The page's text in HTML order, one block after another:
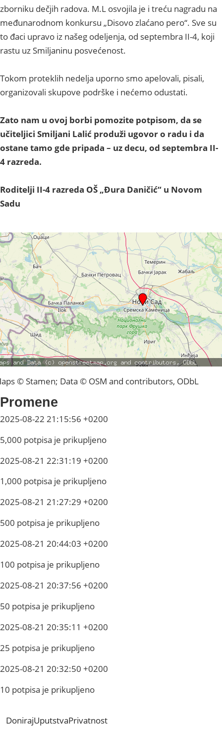
zborniku dečjih radova. M.L osvojila je i treću nagradu na
međunarodnom konkursu „Disovo zlaćano pero“. Sve su
to đaci upravo iz našeg odeljenja, od septembra II-4, koji
rastu uz Smiljaninu posvećenost.
Tokom proteklih nedelja uporno smo apelovali, pisali,
organizovali skupove podrške i nećemo odustati.
Zato nam u ovoj borbi pomozite potpisom, da se
učiteljici Smiljani Lalić produži ugovor o radu i da
ostane tamo gde pripada – uz decu, od septembra II-
4 razreda.
Roditelji II-4 razreda OŠ „Đura Daničić“ u Novom
Sadu
© Stamen; Data © OSM and contributors, ODbL
Promene
2025-08-22 21:15:56 +0200
5,000 potpisa je prikupljeno
2025-08-21 22:31:19 +0200
1,000 potpisa je prikupljeno
2025-08-21 21:27:29 +0200
500 potpisa je prikupljeno
2025-08-21 20:44:03 +0200
100 potpisa je prikupljeno
2025-08-21 20:37:56 +0200
50 potpisa je prikupljeno
2025-08-21 20:35:11 +0200
25 potpisa je prikupljeno
2025-08-21 20:32:50 +0200
10 potpisa je prikupljeno
DonirajUputstvaPrivatnost